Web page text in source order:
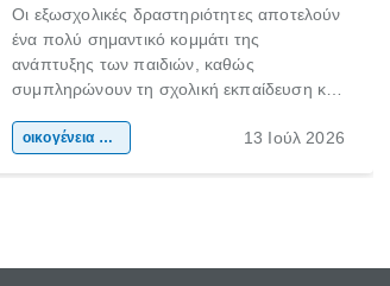
Οι εξωσχολικές δραστηριότητες αποτελούν
ένα πολύ σημαντικό κομμάτι της
ανάπτυξης των παιδιών, καθώς
συμπληρώνουν τη σχολική εκπαίδευση και
της προσωπικότητας, της κοινωνικότητας
οικογένεια & παιδί 13 Ιούλ 2026